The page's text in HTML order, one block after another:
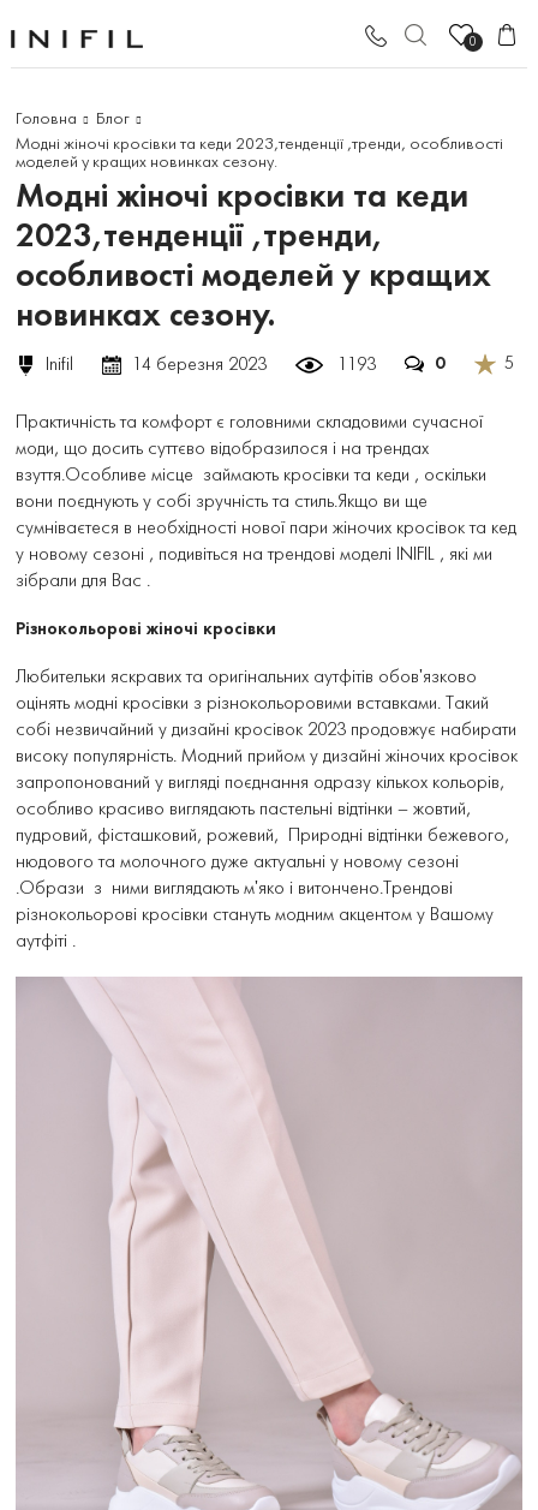
0
Головна
Блог
Модні жіночі кросівки та кеди 2023,тенденції ,тренди, особливості
моделей у кращих новинках сезону.
Модні жіночі кросівки та кеди
2023,тенденції ,тренди,
особливості моделей у кращих
новинках сезону.
Inifil 14 березня 2023 1193 0 5
Практичність та комфорт є головними складовими сучасної
моди, що досить суттєво відобразилося і на трендах
взуття.Особливе місце займають кросівки та кеди , оскільки
вони поєднують у собі зручність та стиль.Якщо ви ще
сумніваєтеся в необхідності нової пари жіночих кросівок та кед
у новому сезоні , подивіться на трендові моделі INIFIL , які ми
зібрали для Вас .
Різнокольорові жіночі кросівки
Любительки яскравих та оригінальних аутфітів обов'язково
оцінять модні кросівки з різнокольоровими вставками. Такий
собі незвичайний у дизайні кросівок 2023 продовжує набирати
високу популярність. Модний прийом у дизайні жіночих кросівок
запропонований у вигляді поєднання одразу кількох кольорів,
особливо красиво виглядають пастельні відтінки – жовтий,
пудровий, фісташковий, рожевий, Природні відтінки бежевого,
нюдового та молочного дуже актуальні у новому сезоні
.Образи з ними виглядають м'яко і витончено.Трендові
різнокольорові кросівки стануть модним акцентом у Вашому
аутфіті .